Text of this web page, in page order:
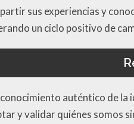
sus experiencias y
un ciclo positivo de
auténtico de la
y validar quiénes somos